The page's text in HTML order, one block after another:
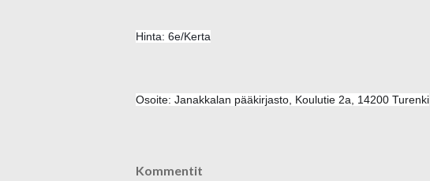
Hinta: 6e/Kerta
Osoite: Janakkalan pääkirjasto, Koulutie 2a, 14200 Turenki
Kommentit